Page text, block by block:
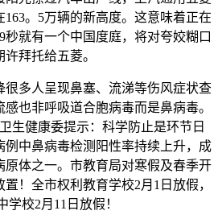
。5万辆的新高度。这意味着正在
秒就有一个中国度庭，将对夸姣糊口
许拜托给五菱。
多人呈现鼻塞、流涕等伤风症状查
也非呼吸道合胞病毒而是鼻病毒。
生健康委提示：科学防止是环节日
例中鼻病毒检测阳性率持续上升，成
原体之一。市教育局对寒假及春季开
！全市权利教育学校2月1日放假，
学校2月11日放假！